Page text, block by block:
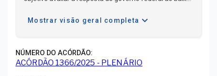
etapa do ensino fundamental, com foco nas
11.556/2023. A auditoria abrangeu os exercícios de
2023 e 2024, envolvendo o Ministério da Educação
Mostrar visão geral completa expand_more
NÚMERO DO ACÓRDÃO
ACÓRDÃO 1366/2025 - PLENÁRIO